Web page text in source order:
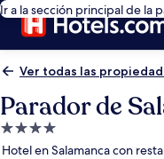
Ir a la sección principal de la
Ver todas las
Parador de
Propiedad
de
Hotel en Salamanca con